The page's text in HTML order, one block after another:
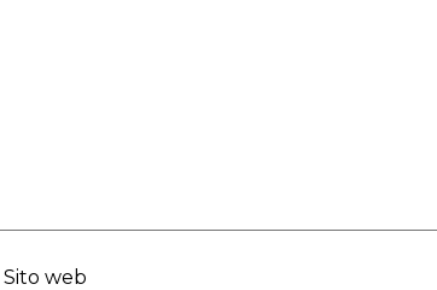
Sito web